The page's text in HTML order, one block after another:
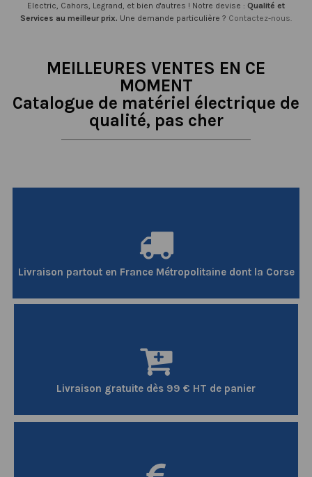
Electric, Cahors, Legrand, et bien d'autres ! Notre devise : Qualité et
Services au meilleur prix. Une demande particulière ? Contactez-nous.
MEILLEURES VENTES EN CE
MOMENT
Catalogue de matériel électrique de
qualité, pas cher
Livraison partout en France Métropolitaine dont la Corse
Livraison gratuite dès 99 € HT de panier